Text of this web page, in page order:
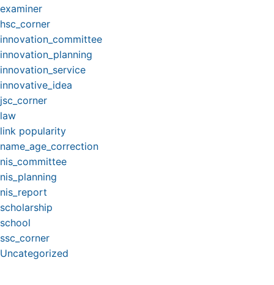
examiner
hsc_corner
innovation_committee
innovation_planning
innovation_service
innovative_idea
jsc_corner
law
link popularity
name_age_correction
nis_committee
nis_planning
nis_report
scholarship
school
ssc_corner
Uncategorized